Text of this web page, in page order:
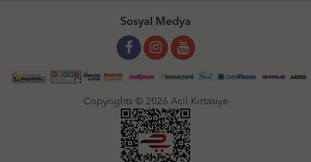
Sosyal Medya
Copyrights © 2026 Acil Kırtasiye